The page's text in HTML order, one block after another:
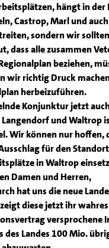
hängt in
Castrop, Marl und
sondern wir
dass alle zusammen
beziehen,
wir richtig Druck
herbeizuführen.
Konjunktur jetzt
Langendorf und
Wir können nur
für den
in Waltrop
Damen und Herren,
hat uns die neue
diese jetzt ihr
versprochene
des Landes 100 Mio.